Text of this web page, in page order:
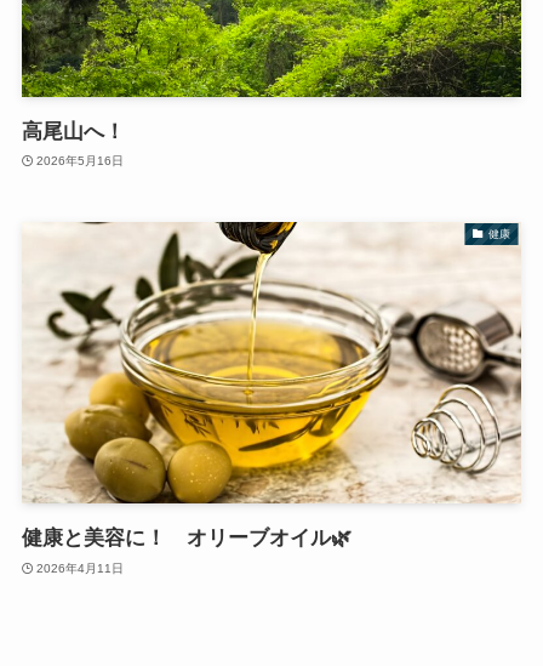
高尾山へ！
2026年5月16日
健康
健康と美容に！ オリーブオイル🌿
2026年4月11日